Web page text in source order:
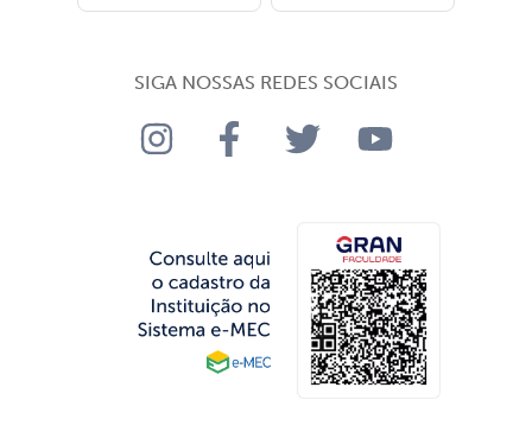
SIGA NOSSAS REDES SOCIAIS